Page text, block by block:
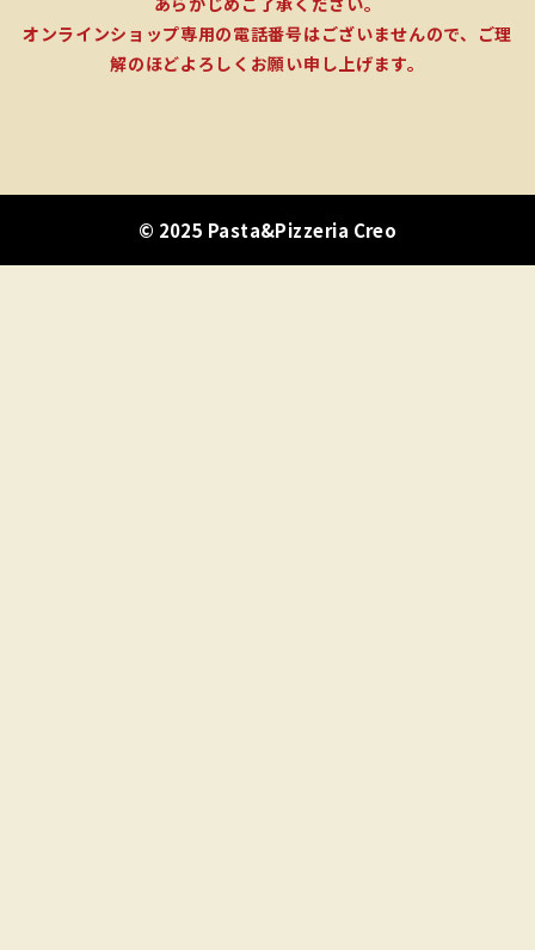
オンラインショップ専用の電話番号はございませんので、ご理
解のほどよろしくお願い申し上げます。
© 2025 Pasta&Pizzeria Creo